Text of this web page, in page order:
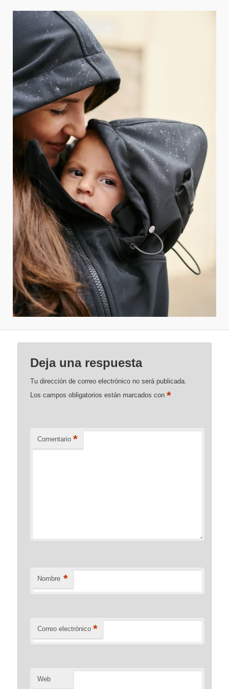
Deja una respuesta
Tu dirección de correo electrónico no será publicada.
Los campos obligatorios están marcados con*
Comentario *
Nombre *
Correo electrónico *
Web